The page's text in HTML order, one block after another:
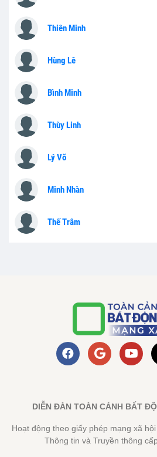
Thiên Minh
Hùng Lê
Bình Minh
Thùy Linh
Lý Võ
Minh Nhàn
Thế Trâm
DIỄN ĐÀN TOÀN CẢNH BẤT
Hoạt động theo giấy phép mạng xã
Thông tin và Truyền thông